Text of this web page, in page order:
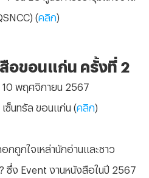
(คลิก)
อขอนแก่น ครั้งที่ 2
10 พฤศจิกายน 2567
ซ็นทรัล ขอนแก่น (คลิก)
กถูกใจเหล่านักอ่านและชาว
ซึ่ง Event งานหนังสือในปี 2567